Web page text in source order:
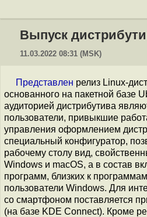
Выпуск
11.03.2022 08:31 (MSK)
Представлен релиз Linux-
основанного на пакетной базе
аудиторией дистрибутива
пользователи, привыкшие
управления оформлением
специальный конфигуратор,
рабочему столу вид,
Windows и macOS, а в состав
программ, близких к
пользователи Windows. Для
со смартфоном поставляется
(на базе KDE Connect). Кроме